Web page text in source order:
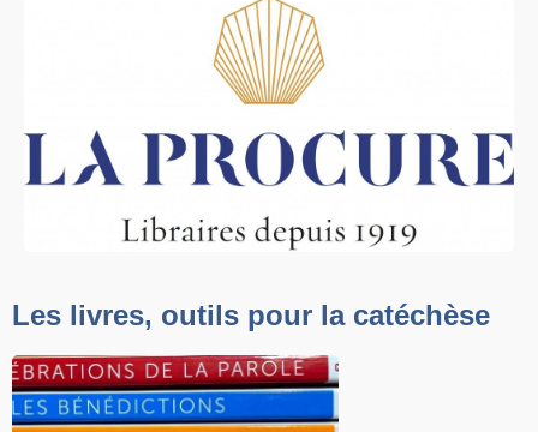
Les livres, outils pour la catéchèse